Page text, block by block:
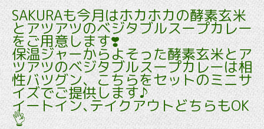
SAKURAも今月はホカホカの酵素玄米
とアツアツのベジタブルスープカレー
をご用意します❣️
保温ジャーからよそった酵素玄米とア
ツアツのベジタブルスープカレーは相
性バツグン、こちらをセットのミニサ
イズでご提供します♪
イートイン､テイクアウトどちらもOK
👌